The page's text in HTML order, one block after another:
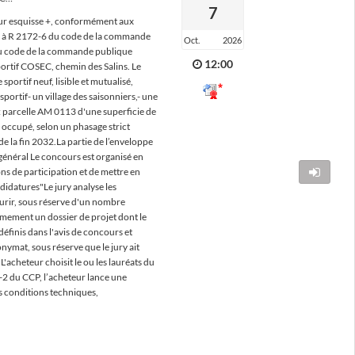
esquisse +, conformément aux
R 2172-6 du code de la commande
code de la commande publique
COSEC, chemin des Salins. Le
neuf, lisible et mutualisé,
un village des saisonniers,- une
AM 0113 d'une superficie de
selon un phasage strict
la fin 2032.La partie de l’enveloppe
Le concours est organisé en
de participation et de mettre en
jury analyse les
sous réserve d'un nombre
un dossier de projet dont le
dans l'avis de concours et
sous réserve que le jury ait
choisit le ou les lauréats du
du CCP, l’acheteur lance une
conditions techniques,
7
Oct. 2026
12:00
Accéder à